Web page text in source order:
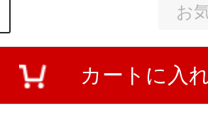
お
カートに入